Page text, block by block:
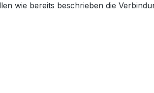
wie bereits beschrieben die